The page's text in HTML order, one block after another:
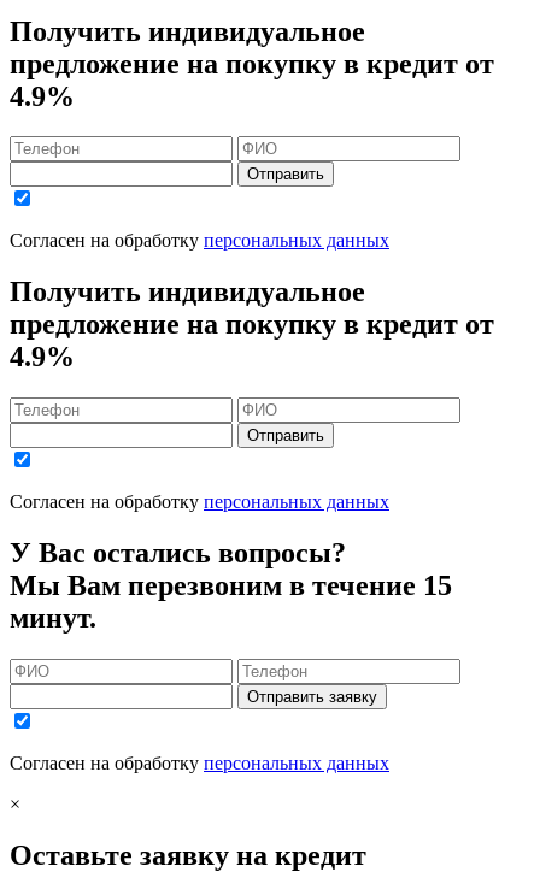
Получить индивидуальное
предложение на покупку в кредит от
4.9%
Отправить
Согласен на обработку персональных данных
Получить индивидуальное
предложение на покупку в кредит от
4.9%
Отправить
Согласен на обработку персональных данных
У Вас остались вопросы?
Мы Вам перезвоним в течение 15
минут.
Отправить заявку
Согласен на обработку персональных данных
×
Оставьте заявку на кредит